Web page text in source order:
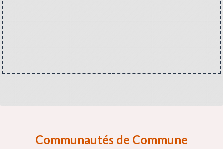
Communautés de Commune